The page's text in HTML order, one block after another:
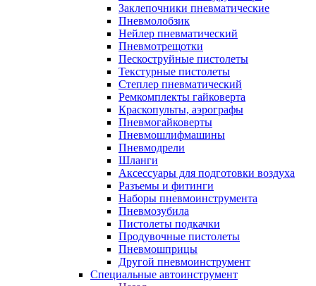
Заклепочники пневматические
Пневмолобзик
Нейлер пневматический
Пневмотрещотки
Пескоструйные пистолеты
Текстурные пистолеты
Степлер пневматический
Ремкомплекты гайковерта
Краскопульты, аэрографы
Пневмогайковерты
Пневмошлифмашины
Пневмодрели
Шланги
Аксессуары для подготовки воздуха
Разъемы и фитинги
Наборы пневмоинструмента
Пневмозубила
Пистолеты подкачки
Продувочные пистолеты
Пневмошприцы
Другой пневмоинструмент
Специальные автоинструмент